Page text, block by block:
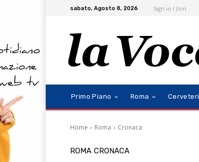
sabato, Agosto 8, 2026 Sign in / Join
Primo Piano Roma Cerveteri
Home Roma Cronaca
ROMA CRONACA